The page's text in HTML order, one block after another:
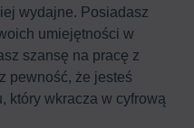
wydajne. Posiadasz
umiejętności w
szansę na pracę z
pewność, że jesteś
który wkracza w cyfrową